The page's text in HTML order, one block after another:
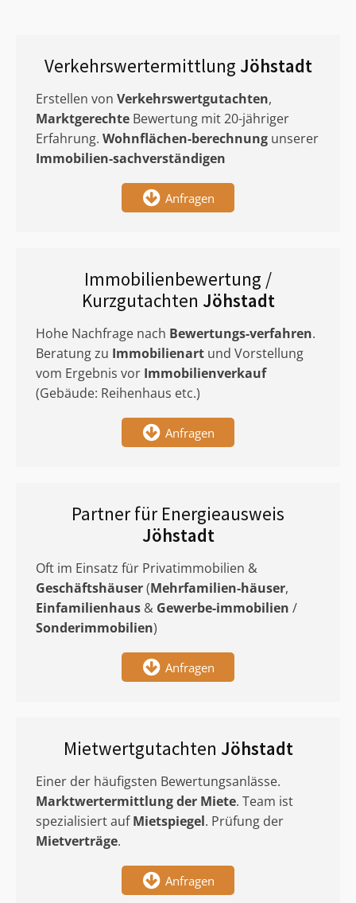
Verkehrswertermittlung Jöhstadt
Erstellen von Verkehrswertgutachten,
Marktgerechte Bewertung mit 20-jähriger
Erfahrung. Wohnflächen-berechnung unserer
Immobilien-sachverständigen
Anfragen
Immobilienbewertung /
Kurzgutachten Jöhstadt
Hohe Nachfrage nach Bewertungs-verfahren.
Beratung zu Immobilienart und Vorstellung
vom Ergebnis vor Immobilienverkauf
(Gebäude: Reihenhaus etc.)
Anfragen
Partner für Energieausweis
Jöhstadt
Oft im Einsatz für Privatimmobilien &
Geschäftshäuser(Mehrfamilien-häuser,
Einfamilienhaus & Gewerbe-immobilien /
Sonderimmobilien)
Anfragen
Mietwertgutachten Jöhstadt
Einer der häufigsten Bewertungsanlässe.
Marktwertermittlungder Miete. Team ist
spezialisiert aufMietspiegel. Prüfung der
Mietverträge.
Anfragen